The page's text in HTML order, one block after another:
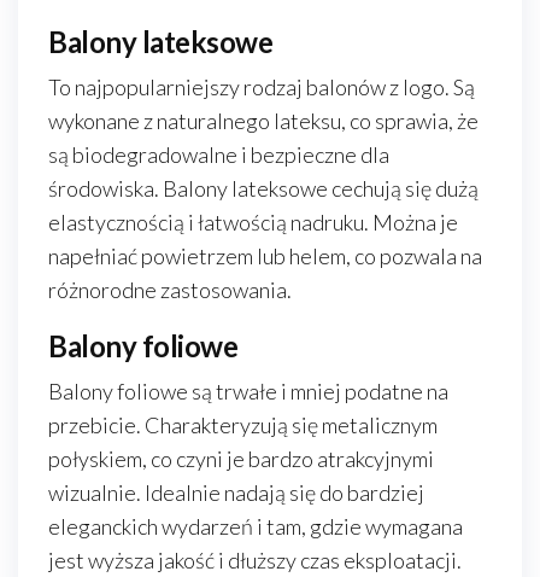
Balony lateksowe
To najpopularniejszy rodzaj balonów z logo. Są
wykonane z naturalnego lateksu, co sprawia, że
są biodegradowalne i bezpieczne dla
środowiska. Balony lateksowe cechują się dużą
elastycznością i łatwością nadruku. Można je
napełniać powietrzem lub helem, co pozwala na
różnorodne zastosowania.
Balony foliowe
Balony foliowe są trwałe i mniej podatne na
przebicie. Charakteryzują się metalicznym
połyskiem, co czyni je bardzo atrakcyjnymi
wizualnie. Idealnie nadają się do bardziej
eleganckich wydarzeń i tam, gdzie wymagana
jest wyższa jakość i dłuższy czas eksploatacji.